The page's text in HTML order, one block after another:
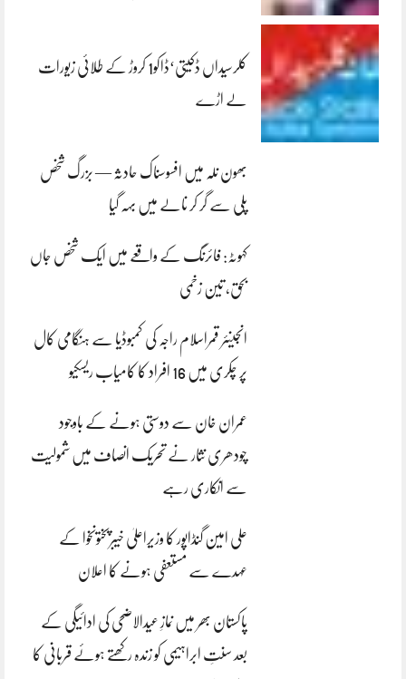
کلرسیداں ڈکیتی‘ڈاکو1 کروڑ کے طلائی زیورات
لے اڑے
بھون نلہ میں افسوسناک حادثہ — بزرگ شخص
پلی سے گر کر نالے میں بہہ گیا
کہوٹہ: فائرنگ کے واقعے میں ایک شخص جاں
بحق، تین زخمی
انجینئر قمراسلام راجہ کی کمبوڈیا سے ہنگامی کال
پر چکری میں 16 افراد کا کامیاب ریسکیو
عمران خان سے دوستی ہونے کے باوجود
چودھری نثار نے تحریک انصاف میں شمولیت
سے انکاری رہے
علی امین گنڈاپور کا وزیراعلیٰ خیبرپختونخوا کے
عہدے سے مستعفی ہونے کا اعلان
پاکستان بھر میں نمازِ عیدالاضحی کی ادائیگی کے
بعد سنتِ ابراہیمی کو زندہ رکھتے ہوئے قربانی کا